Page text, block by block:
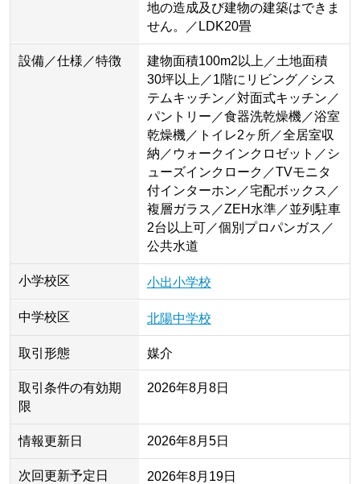
地の造成及び建物の建築はできま
せん。／LDK20畳
設備／仕様／特徴
建物面積100m2以上／土地面積
30坪以上／1階にリビング／シス
テムキッチン／対面式キッチン／
パントリー／食器洗乾燥機／浴室
乾燥機／トイレ2ヶ所／全居室収
納／ウォークインクロゼット／シ
ューズインクローク／TVモニタ
付インターホン／宅配ボックス／
複層ガラス／ZEH水準／並列駐車
2台以上可／個別プロパンガス／
公共水道
小学校区 小出小学校
中学校区 北陽中学校
取引形態 媒介
取引条件の有効期
限
2026年8月8日
情報更新日 2026年8月5日
次回更新予定日 2026年8月19日